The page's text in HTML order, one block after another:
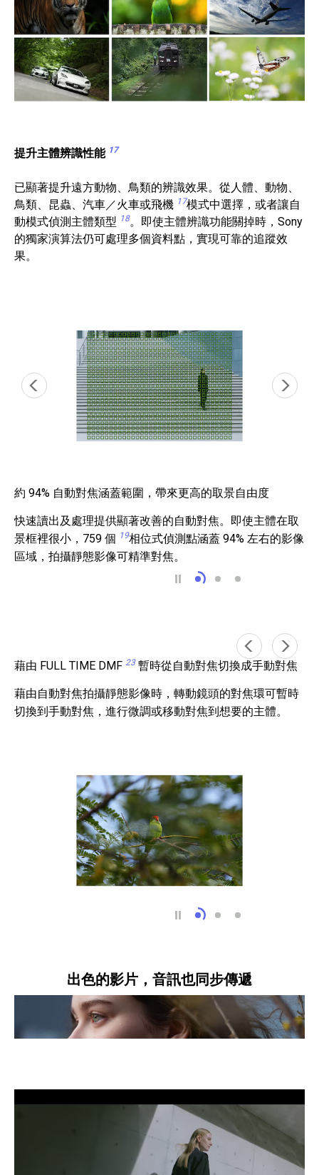
提升主體辨識性能 17
已顯著提升遠方動物、鳥類的辨識效果。從人體、動物、
鳥類、昆蟲、汽車／火車或飛機 17模式中選擇，或者讓自
動模式偵測主體類型 18。即使主體辨識功能關掉時，Sony
的獨家演算法仍可處理多個資料點，實現可靠的追蹤效
果。
約 94% 自動對焦涵蓋
低光源中也能精準
靈活的對焦區
約 94% 自動對焦涵蓋範圍，帶來更高的取景自由度
快速讀出及處理提供顯著改善的自動對焦。即使主體在取
景框裡很小，759 個 19相位式偵測點涵蓋 94% 左右的影像
區域，拍攝靜態影像可精準對焦。
藉由 FULL TIME DMF
藉由對焦包圍曝光
人工光源下的
藉由 FULL TIME DMF 23暫時從自動對焦切換成手動對焦
藉由自動對焦拍攝靜態影像時，轉動鏡頭的對焦環可暫時
切換到手動對焦，進行微調或移動對焦到想要的主體。
出色的影片，音訊也同步傳遞